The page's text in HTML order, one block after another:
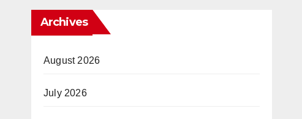
Archives
August 2026
July 2026